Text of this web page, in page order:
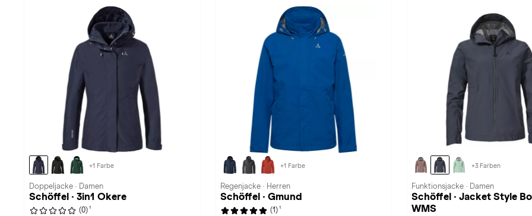
+1 Farbe
Doppeljacke · Damen
Schöffel · 3in1 Okere
(0) 1
+1 Farbe
Regenjacke · Herren
Schöffel · Gmund
(1) 1
+3 Farben
Funktionsjacke · Damen
Schöffel · Jacket Style
WMS